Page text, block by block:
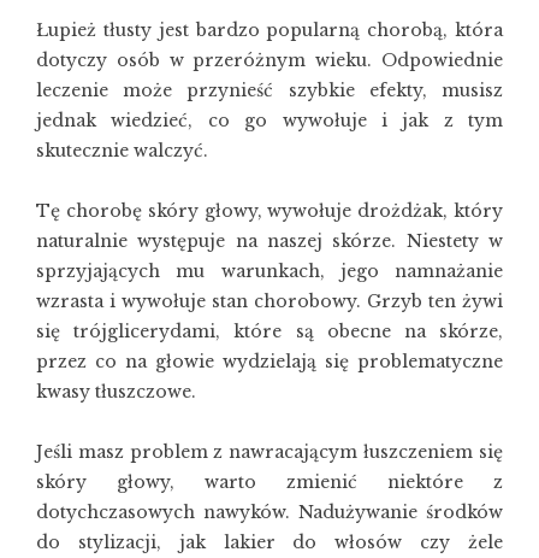
Łupież tłusty jest bardzo popularną chorobą, która
dotyczy osób w przeróżnym wieku. Odpowiednie
leczenie może przynieść szybkie efekty, musisz
jednak wiedzieć, co go wywołuje i jak z tym
skutecznie walczyć.
Tę chorobę skóry głowy, wywołuje drożdżak, który
naturalnie występuje na naszej skórze. Niestety w
sprzyjających mu warunkach, jego namnażanie
wzrasta i wywołuje stan chorobowy. Grzyb ten żywi
się trójglicerydami, które są obecne na skórze,
przez co na głowie wydzielają się problematyczne
kwasy tłuszczowe.
Jeśli masz problem z nawracającym łuszczeniem się
skóry głowy, warto zmienić niektóre z
dotychczasowych nawyków. Nadużywanie środków
do stylizacji, jak lakier do włosów czy żele